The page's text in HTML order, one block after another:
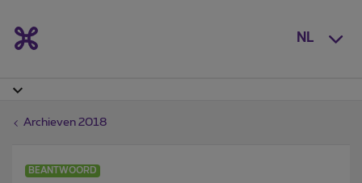
NL
Archieven 2018
BEANTWOORD